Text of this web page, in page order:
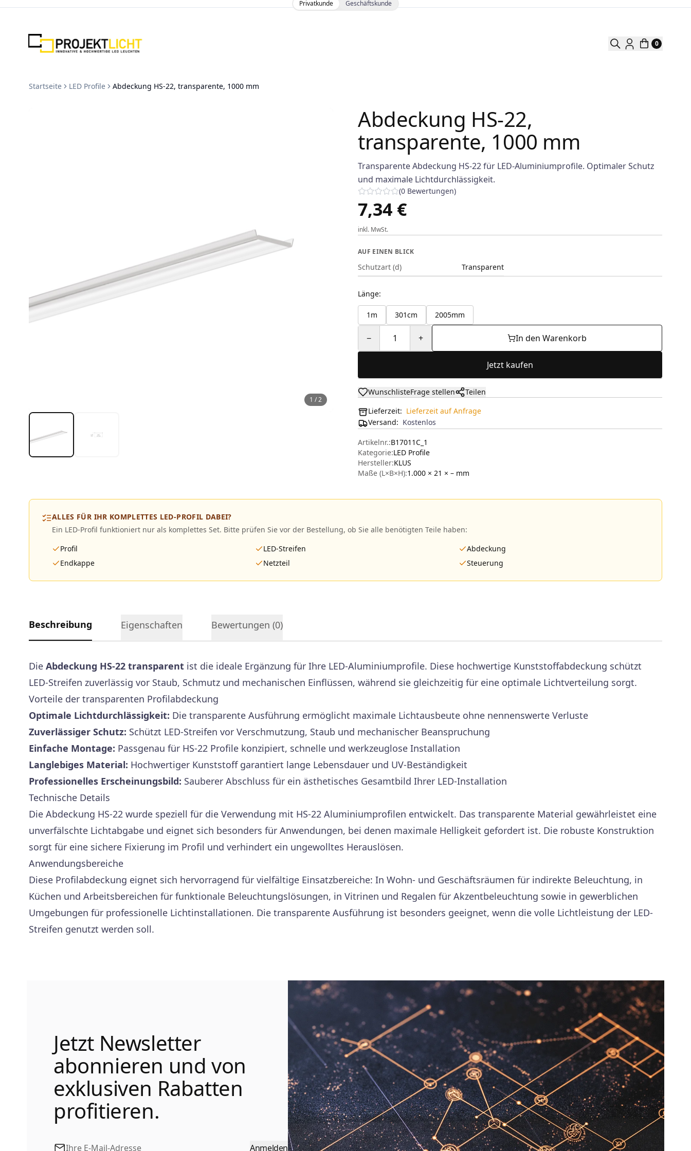
Zum Inhalt springen Privatkunde Geschäftskunde
0
Startseite LED Profile Abdeckung HS-22, transparente, 1000 mm
1 /2
Abdeckung HS-22,
transparente, 1000 mm
Transparente Abdeckung HS-22 für LED-Aluminiumprofile. Optimaler Schutz
und maximale Lichtdurchlässigkeit.
(0 Bewertungen)
7,34 €
inkl. MwSt.
AUF EINEN BLICK
Schutzart (d) Transparent
Länge:
1m 301cm 2005mm
− 1 + In den Warenkorb
Jetzt kaufen
WunschlisteFrage stellen
Teilen
Lieferzeit: Lieferzeit auf Anfrage
Versand: Kostenlos
Artikelnr.:B17011C_1
Kategorie:LED Profile
Hersteller:KLUS
Maße (L×B×H):1.000 × 21 × – mm
ALLES FÜR IHR KOMPLETTES LED-PROFIL DABEI?
Ein LED-Profil funktioniert nur als komplettes Set. Bitte prüfen Sie vor der Bestellung, ob Sie alle benötigten Teile haben:
Profil
LED-Streifen
Abdeckung
Endkappe
Netzteil Steuerung
Beschreibung Eigenschaften Bewertungen (0)
Die Abdeckung HS-22 transparent ist die ideale Ergänzung für Ihre LED-Aluminiumprofile. Diese hochwertige Kunststoffabdeckung schützt
LED-Streifen zuverlässig vor Staub, Schmutz und mechanischen Einflüssen, während sie gleichzeitig für eine optimale Lichtverteilung sorgt.
Vorteile der transparenten Profilabdeckung
Optimale Lichtdurchlässigkeit: Die transparente Ausführung ermöglicht maximale Lichtausbeute ohne nennenswerte Verluste
Zuverlässiger Schutz: Schützt LED-Streifen vor Verschmutzung, Staub und mechanischer Beanspruchung
Einfache Montage: Passgenau für HS-22 Profile konzipiert, schnelle und werkzeuglose Installation
Langlebiges Material: Hochwertiger Kunststoff garantiert lange Lebensdauer und UV-Beständigkeit
Professionelles Erscheinungsbild: Sauberer Abschluss für ein ästhetisches Gesamtbild Ihrer LED-Installation
Technische Details
Die Abdeckung HS-22 wurde speziell für die Verwendung mit HS-22 Aluminiumprofilen entwickelt. Das transparente Material gewährleistet eine
unverfälschte Lichtabgabe und eignet sich besonders für Anwendungen, bei denen maximale Helligkeit gefordert ist. Die robuste Konstruktion
sorgt für eine sichere Fixierung im Profil und verhindert ein ungewolltes Herauslösen.
Anwendungsbereiche
Diese Profilabdeckung eignet sich hervorragend für vielfältige Einsatzbereiche: In Wohn- und Geschäftsräumen für indirekte Beleuchtung, in
Küchen und Arbeitsbereichen für funktionale Beleuchtungslösungen, in Vitrinen und Regalen für Akzentbeleuchtung sowie in gewerblichen
Umgebungen für professionelle Lichtinstallationen. Die transparente Ausführung ist besonders geeignet, wenn die volle Lichtleistung der LED-
Streifen genutzt werden soll.
Jetzt Newsletter
abonnieren und von
exklusiven Rabatten
profitieren.
Anmelden